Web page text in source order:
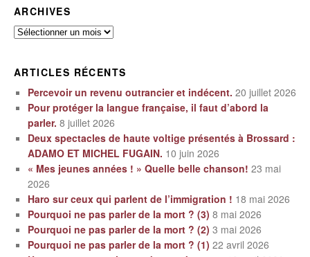
ARCHIVES
Archives
ARTICLES RÉCENTS
Percevoir un revenu outrancier et indécent. 20 juillet 2026
Pour protéger la langue française, il faut d’abord la
parler. 8 juillet 2026
Deux spectacles de haute voltige présentés à Brossard :
ADAMO ET MICHEL FUGAIN. 10 juin 2026
« Mes jeunes années ! » Quelle belle chanson! 23 mai
2026
Haro sur ceux qui parlent de l’immigration ! 18 mai 2026
Pourquoi ne pas parler de la mort ? (3) 8 mai 2026
Pourquoi ne pas parler de la mort ? (2) 3 mai 2026
Pourquoi ne pas parler de la mort ? (1) 22 avril 2026